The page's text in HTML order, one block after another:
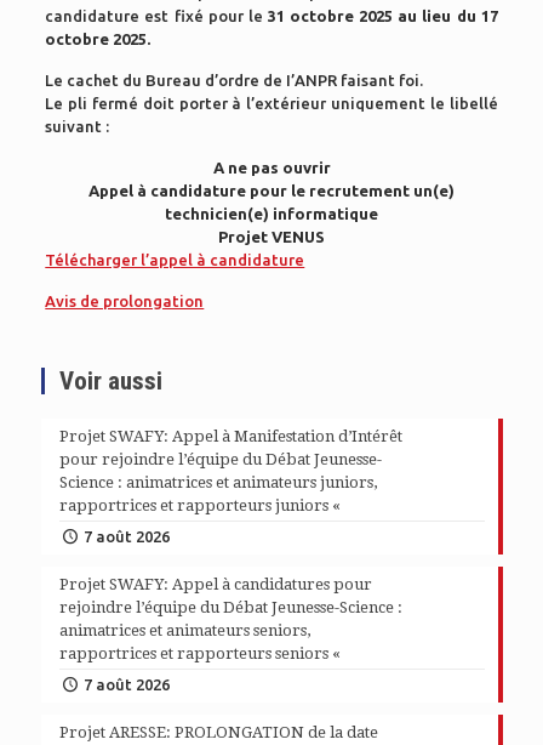
candidature est fixé pour le 31 octobre 2025 au lieu du 17
octobre 2025.
Le cachet du Bureau d’ordre de I’ANPR faisant foi.
Le pli fermé doit porter à l’extérieur uniquement le libellé
suivant :
A ne pas ouvrir
Appel à candidature pour le recrutement un(e)
technicien(e) informatique
Projet VENUS
Télécharger l’appel à candidature
Avis de prolongation
Voir aussi
Projet SWAFY: Appel à Manifestation d’Intérêt
pour rejoindre l’équipe du Débat Jeunesse-
Science : animatrices et animateurs juniors,
rapportrices et rapporteurs juniors «
7 août 2026
Projet SWAFY: Appel à candidatures pour
rejoindre l’équipe du Débat Jeunesse-Science :
animatrices et animateurs seniors,
rapportrices et rapporteurs seniors «
7 août 2026
Projet ARESSE: PROLONGATION de la date